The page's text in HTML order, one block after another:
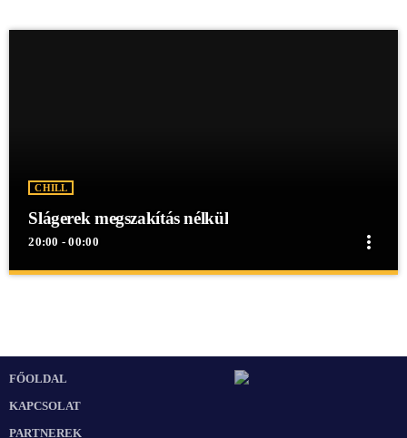
CHILL
Slágerek megszakítás nélkül
20:00 - 00:00 more_vert
Slágerek megszakítás nélkül egész éjjel a Mex Rádióban!
FŐOLDAL
KAPCSOLAT
PARTNEREK